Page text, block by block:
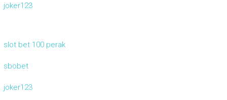
joker123
slot bet 100 perak
sbobet
joker123